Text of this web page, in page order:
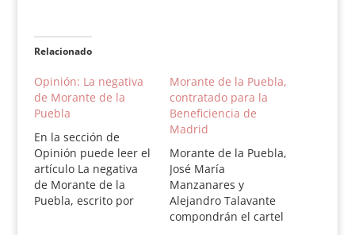
Relacionado
Opinión: La negativa
de Morante de la
Puebla
En la sección de
Opinión puede leer el
artículo La negativa
de Morante de la
Puebla, escrito por
Morante de la Puebla,
contratado para la
Beneficiencia de
Madrid
Morante de la Puebla,
José María
Manzanares y
Alejandro Talavante
compondrán el cartel